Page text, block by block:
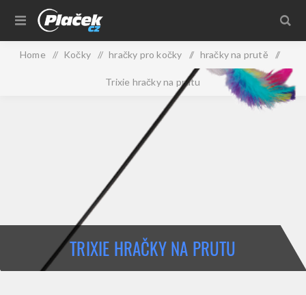
Home / Kočky / hračky pro kočky / hračky na prutě /
Trixie hračky na prutu
TRIXIE HRAČKY NA PRUTU